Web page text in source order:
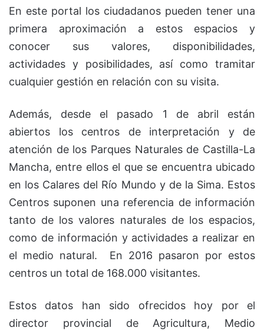
En este portal los ciudadanos pueden tener una
primera aproximación a estos espacios y
conocer sus valores, disponibilidades,
actividades y posibilidades, así como tramitar
cualquier gestión en relación con su visita.
Además, desde el pasado 1 de abril están
abiertos los centros de interpretación y de
atención de los Parques Naturales de Castilla-La
Mancha, entre ellos el que se encuentra ubicado
en los Calares del Río Mundo y de la Sima. Estos
Centros suponen una referencia de información
tanto de los valores naturales de los espacios,
como de información y actividades a realizar en
el medio natural. En 2016 pasaron por estos
centros un total de 168.000 visitantes.
Estos datos han sido ofrecidos hoy por el
director provincial de Agricultura, Medio